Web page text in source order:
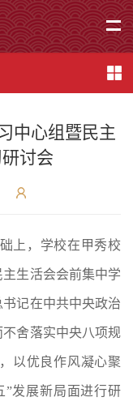
中心组暨民主
讨会
上，学校在甲秀校
生活会会前集中学
记在中共中央政治
舍落实中央八项规
以优良作风凝心聚
”发展新局面进行研